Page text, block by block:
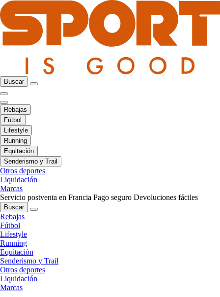
Buscar
Rebajas
Fútbol
Lifestyle
Running
Equitación
Senderismo y Trail
Otros deportes
Liquidación
Marcas
Servicio postventa en Francia Pago seguro Devoluciones fáciles
Buscar
Rebajas
Fútbol
Lifestyle
Running
Equitación
Senderismo y Trail
Otros deportes
Liquidación
Marcas